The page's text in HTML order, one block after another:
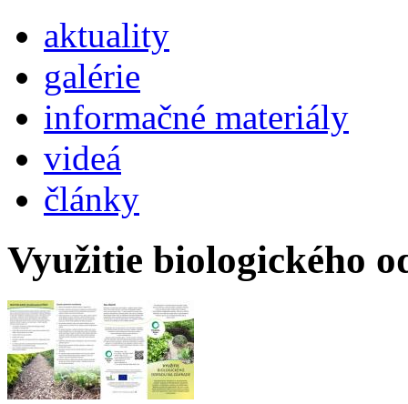
aktuality
galérie
informačné materiály
videá
články
Využitie biologického